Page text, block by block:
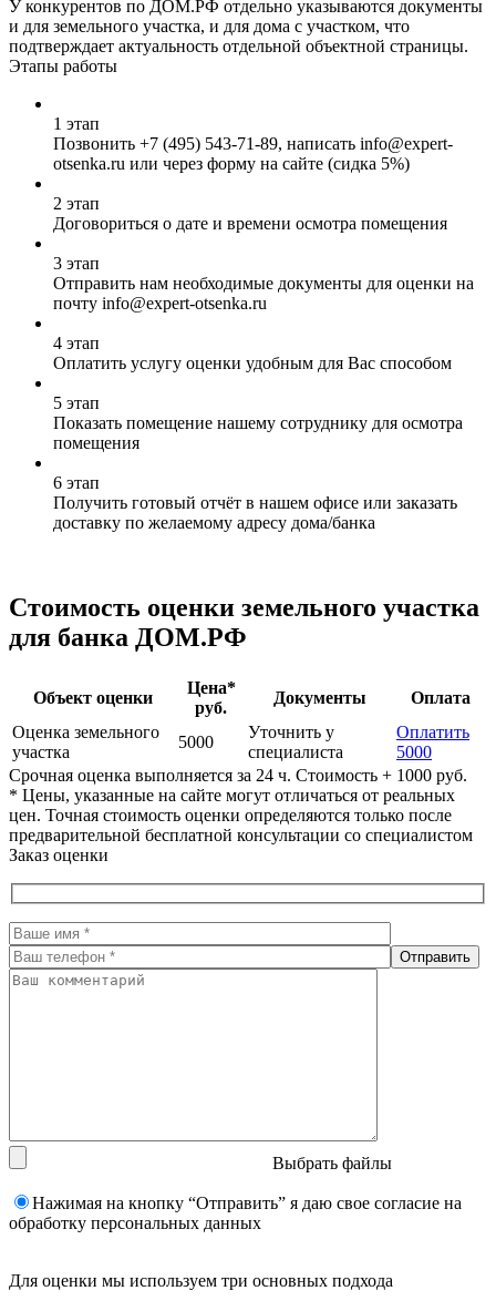
У конкурентов по ДОМ.РФ отдельно указываются документы
и для земельного участка, и для дома с участком, что
подтверждает актуальность отдельной объектной страницы.
Этапы работы
1 этап
Позвонить +7 (495) 543-71-89, написать info@expert-
otsenka.ru или через форму на сайте (сидка 5%)
2 этап
Договориться о дате и времени осмотра помещения
3 этап
Отправить нам необходимые документы для оценки на
почту info@expert-otsenka.ru
4 этап
Оплатить услугу оценки удобным для Вас способом
5 этап
Показать помещение нашему сотруднику для осмотра
помещения
6 этап
Получить готовый отчёт в нашем офисе или заказать
доставку по желаемому адресу дома/банка
Стоимость оценки земельного участка
для банка ДОМ.РФ
Объект оценки
Цена*
руб.
Документы
Оплата
Оценка земельного
участка
5000
Уточнить у
специалиста
Оплатить
5000
Срочная оценка выполняется за 24 ч. Стоимость + 1000 руб.
* Цены, указанные на сайте могут отличаться от реальных
цен. Точная стоимость оценки определяются только после
предварительной бесплатной консультации со специалистом
Заказ оценки
Выбрать файлы
Нажимая на кнопку “Отправить” я даю свое согласие на
обработку персональных данных
Для оценки мы используем три основных подхода